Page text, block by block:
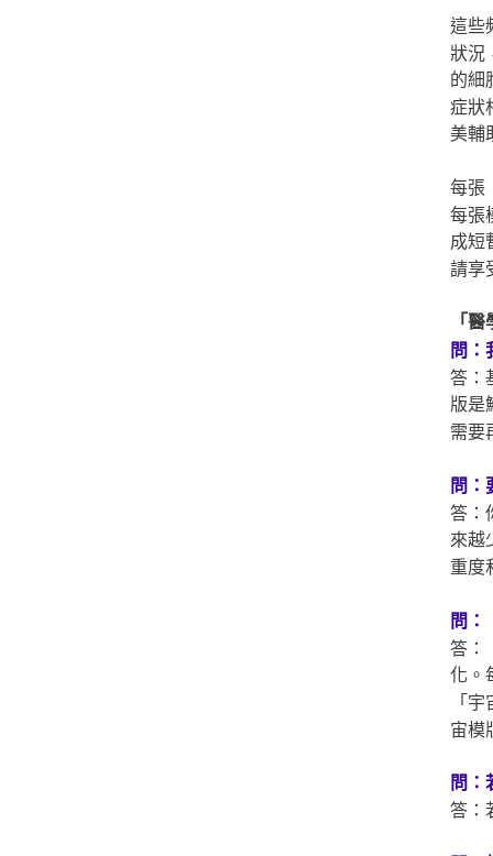
這些
狀況
的細
症狀
美輔
每張
每張
成短
請享
「
問：
答：
版是
需要
問：
答：
來越
重度
問：
答：
化。
「
宙模
問：
答：